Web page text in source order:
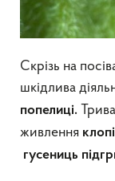
Скрізь на
шкідлива
попелиці.
живлення
гусениць